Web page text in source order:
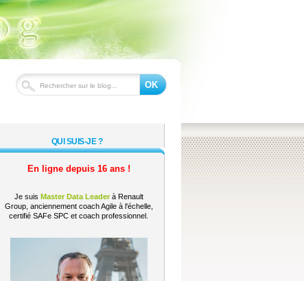
OK
QUI SUIS-JE ?
En ligne depuis 16 ans !
Je suis Master Data Leaderà Renault
Group, anciennement coach Agile à l'échelle,
certifié SAFe SPC et coach professionnel.